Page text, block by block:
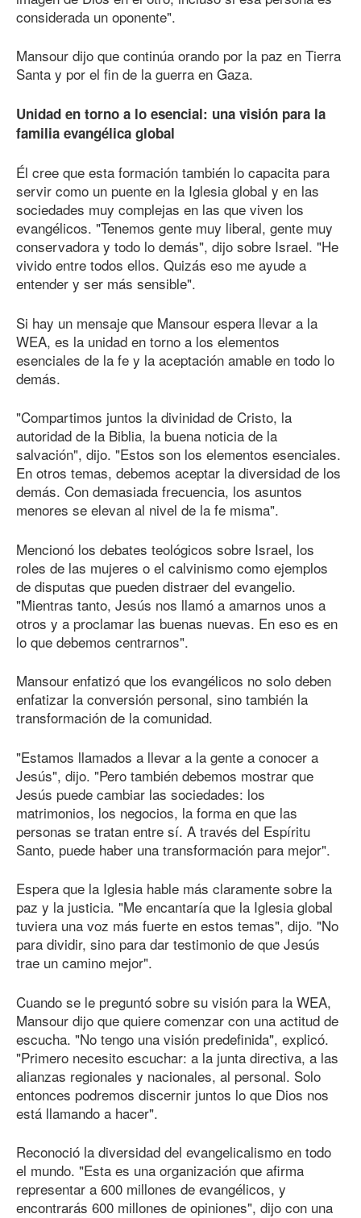
considerada un oponente".
Mansour dijo que continúa orando por la paz en Tierra
Santa y por el fin de la guerra en Gaza.
Unidad en torno a lo esencial: una visión para la
familia evangélica global
Él cree que esta formación también lo capacita para
servir como un puente en la Iglesia global y en las
sociedades muy complejas en las que viven los
evangélicos. "Tenemos gente muy liberal, gente muy
conservadora y todo lo demás", dijo sobre Israel. "He
vivido entre todos ellos. Quizás eso me ayude a
entender y ser más sensible".
Si hay un mensaje que Mansour espera llevar a la
WEA, es la unidad en torno a los elementos
esenciales de la fe y la aceptación amable en todo lo
demás.
"Compartimos juntos la divinidad de Cristo, la
autoridad de la Biblia, la buena noticia de la
salvación", dijo. "Estos son los elementos esenciales.
En otros temas, debemos aceptar la diversidad de los
demás. Con demasiada frecuencia, los asuntos
menores se elevan al nivel de la fe misma".
Mencionó los debates teológicos sobre Israel, los
roles de las mujeres o el calvinismo como ejemplos
de disputas que pueden distraer del evangelio.
"Mientras tanto, Jesús nos llamó a amarnos unos a
otros y a proclamar las buenas nuevas. En eso es en
lo que debemos centrarnos".
Mansour enfatizó que los evangélicos no solo deben
enfatizar la conversión personal, sino también la
transformación de la comunidad.
"Estamos llamados a llevar a la gente a conocer a
Jesús", dijo. "Pero también debemos mostrar que
Jesús puede cambiar las sociedades: los
matrimonios, los negocios, la forma en que las
personas se tratan entre sí. A través del Espíritu
Santo, puede haber una transformación para mejor".
Espera que la Iglesia hable más claramente sobre la
paz y la justicia. "Me encantaría que la Iglesia global
tuviera una voz más fuerte en estos temas", dijo. "No
para dividir, sino para dar testimonio de que Jesús
trae un camino mejor".
Cuando se le preguntó sobre su visión para la WEA,
Mansour dijo que quiere comenzar con una actitud de
escucha. "No tengo una visión predefinida", explicó.
"Primero necesito escuchar: a la junta directiva, a las
alianzas regionales y nacionales, al personal. Solo
entonces podremos discernir juntos lo que Dios nos
está llamando a hacer".
Reconoció la diversidad del evangelicalismo en todo
el mundo. "Esta es una organización que afirma
representar a 600 millones de evangélicos, y
encontrarás 600 millones de opiniones", dijo con una